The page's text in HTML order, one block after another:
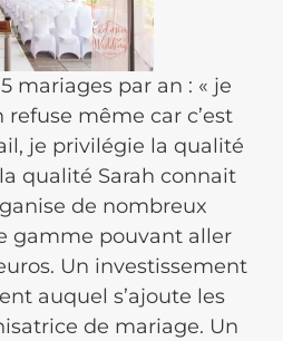
mariages par an : « je
refuse même car c’est
je privilégie la qualité
qualité Sarah connait
de nombreux
gamme pouvant aller
Un investissement
auquel s’ajoute les
de mariage. Un